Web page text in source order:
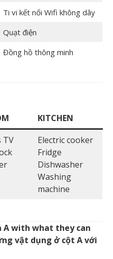
Ti vi kết nối Wifi không dây
Quạt điện
Đồng hồ thông minh
KITCHEN
TV
Electric cooker
Fridge
Dishwasher
Washing
machine
A with what they can
vật dụng ở cột A với